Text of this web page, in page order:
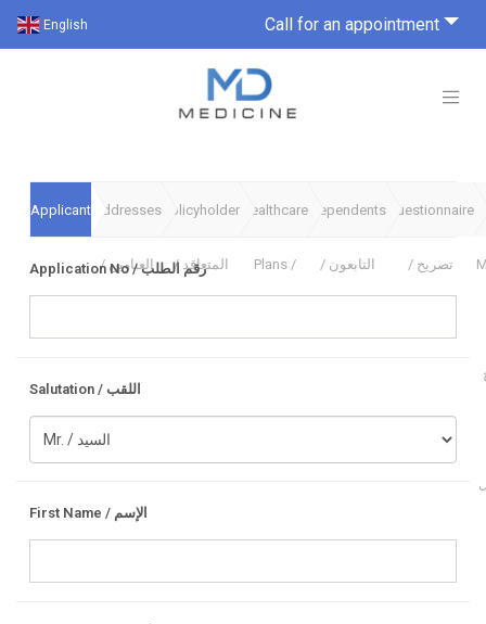
English Call for an appointment
Applicant
/ طالب
Addresses
/ العناوين
Policyholder
/ المتعاقد
Healthcare
Plans /
Dependents
/ التابعون
Questionnaire
/ تصريح Application No / رقم الطلب
Salutation / اللقب
First Name / الإسم